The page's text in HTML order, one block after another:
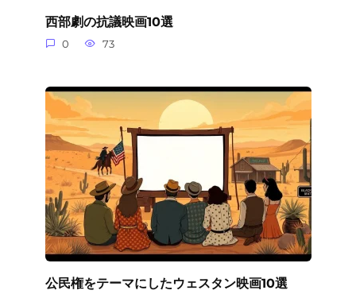
西部劇の抗議映画10選
0 73
公民権をテーマにしたウェスタン映画10選